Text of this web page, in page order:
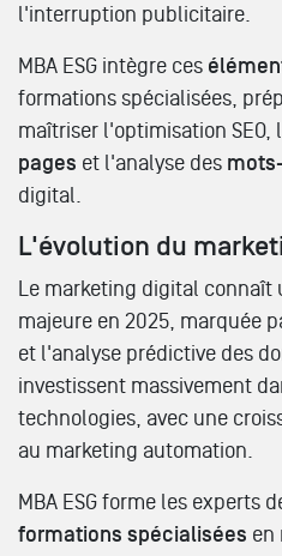
l'interruption publicitaire.
MBA ESG intègre ces
formations spécialisées,
maîtriser l'optimisation SEO,
pages et l'analyse des
digital.
L'évolution du
Le marketing digital connaît
majeure en 2025, marquée
et l'analyse prédictive des
investissent massivement
technologies, avec une
au marketing automation.
MBA ESG forme les experts
formations spécialisées en